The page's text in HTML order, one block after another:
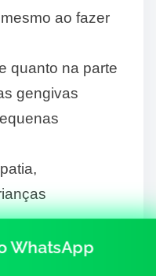
ao fazer
quanto na parte
gengivas
falta de ferro,
de
WhatsApp